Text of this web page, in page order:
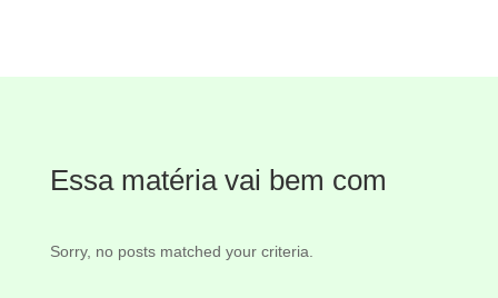
Essa matéria vai bem com
Sorry, no posts matched your criteria.